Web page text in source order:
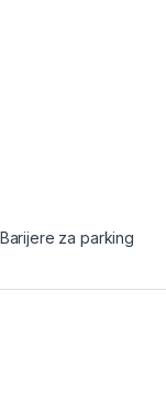
Barijere za parking